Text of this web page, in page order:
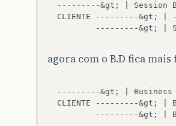
---------&gt; | Session
CLIENTE ---------&gt;
agora com o B.D fica
---------&gt; |
CLIENTE ---------&gt;